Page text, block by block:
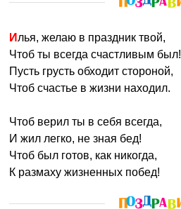
Илья, желаю в праздник твой,
Чтоб ты всегда счастливым был!
Пусть грусть обходит стороной,
Чтоб счастье в жизни находил.
Чтоб верил ты в себя всегда,
И жил легко, не зная бед!
Чтоб был готов, как никогда,
К размаху жизненных побед!